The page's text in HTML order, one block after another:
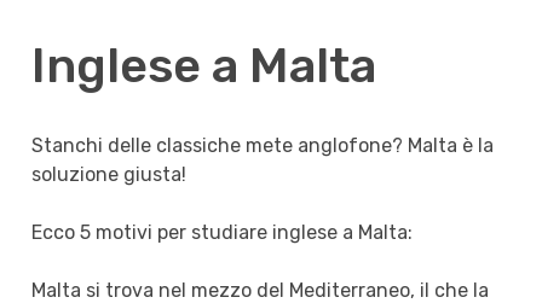
Inglese a Malta
Stanchi delle classiche mete anglofone? Malta è la
soluzione giusta!
Ecco 5 motivi per studiare inglese a Malta:
Malta si trova nel mezzo del Mediterraneo, il che la